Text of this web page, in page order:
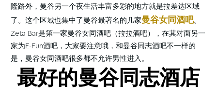
隆路外，曼谷另一个夜生活丰富多彩的地方就是拉差达区域
了。这个区域也集中了曼谷最著名的几家曼谷女同酒吧。
Zeta Bar是第一家曼谷女同酒吧（拉拉酒吧），在其对面另一
家为E-Fun酒吧，大家要注意哦，和曼谷同志酒吧不一样的
是，曼谷女同酒吧很多都不允许男性进入。
最好的曼谷同志酒店